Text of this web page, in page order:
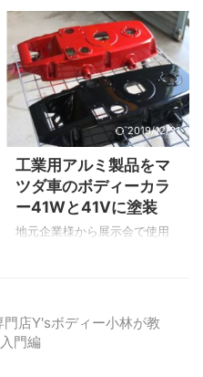
来ます。 塗装完了 ボディー
カラーの調色を行いバンパー
の塗装が完了したところ ...
るリヤスポイラーの塗装の剥
がれ。 おそらくスポイラーの
純正塗装の性能が弱いと予測
できます。 今回はその塗装の
剥がれが気になるとのことで
塗装させていただくことにな
りました。 それではビフォ
ー・アフターを見て行きまし
ょう！ リヤスポイラーの塗装
剥がれを確認！ ▲太陽の紫外
線を浴びる上面が主に剥がれ
ています。 ▲スポイラーを取
2019/12/31
工業用アルミ製品をマ
ツダ車のボディーカラ
ー41Wと41Vに塗装
地元企業様から展示会で使用
頂いております。 車修理以外
でもこうして当店を選んで頂
店Y'sボディー小林が教
門編